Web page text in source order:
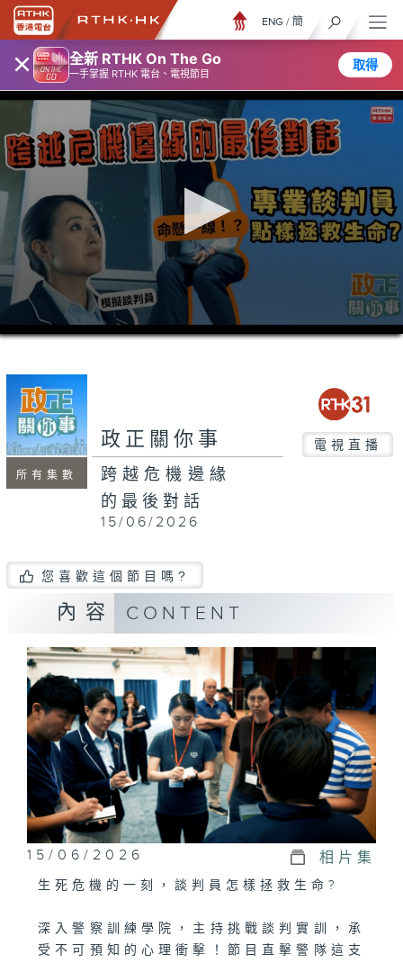
× 全新 RTHK On The Go
一手掌握 RTHK 電台、電視節目
取得
ENG / 簡
0
seconds
minutes,
seconds
所有集數
政正關你事 電視直播
跨越危機邊緣
的最後對話
15/06/2026
您喜歡這個節目嗎?
內容 CONTENT
15/06/2026 相片集
生死危機的一刻，談判員怎樣拯救生命?
深入警察訓練學院，主持挑戰談判實訓，承
受不可預知的心理衝擊！節目直擊警隊這支